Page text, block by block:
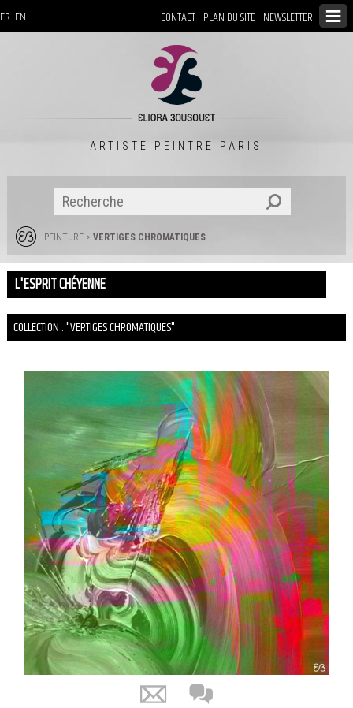
CONTACT PLAN DU SITE NEWSLETTER
FR EN
ARTISTE PEINTRE PARIS
PEINTURE> VERTIGES CHROMATIQUES
L'ESPRIT CHÉYENNE
COLLECTION : "VERTIGES CHROMATIQUES"